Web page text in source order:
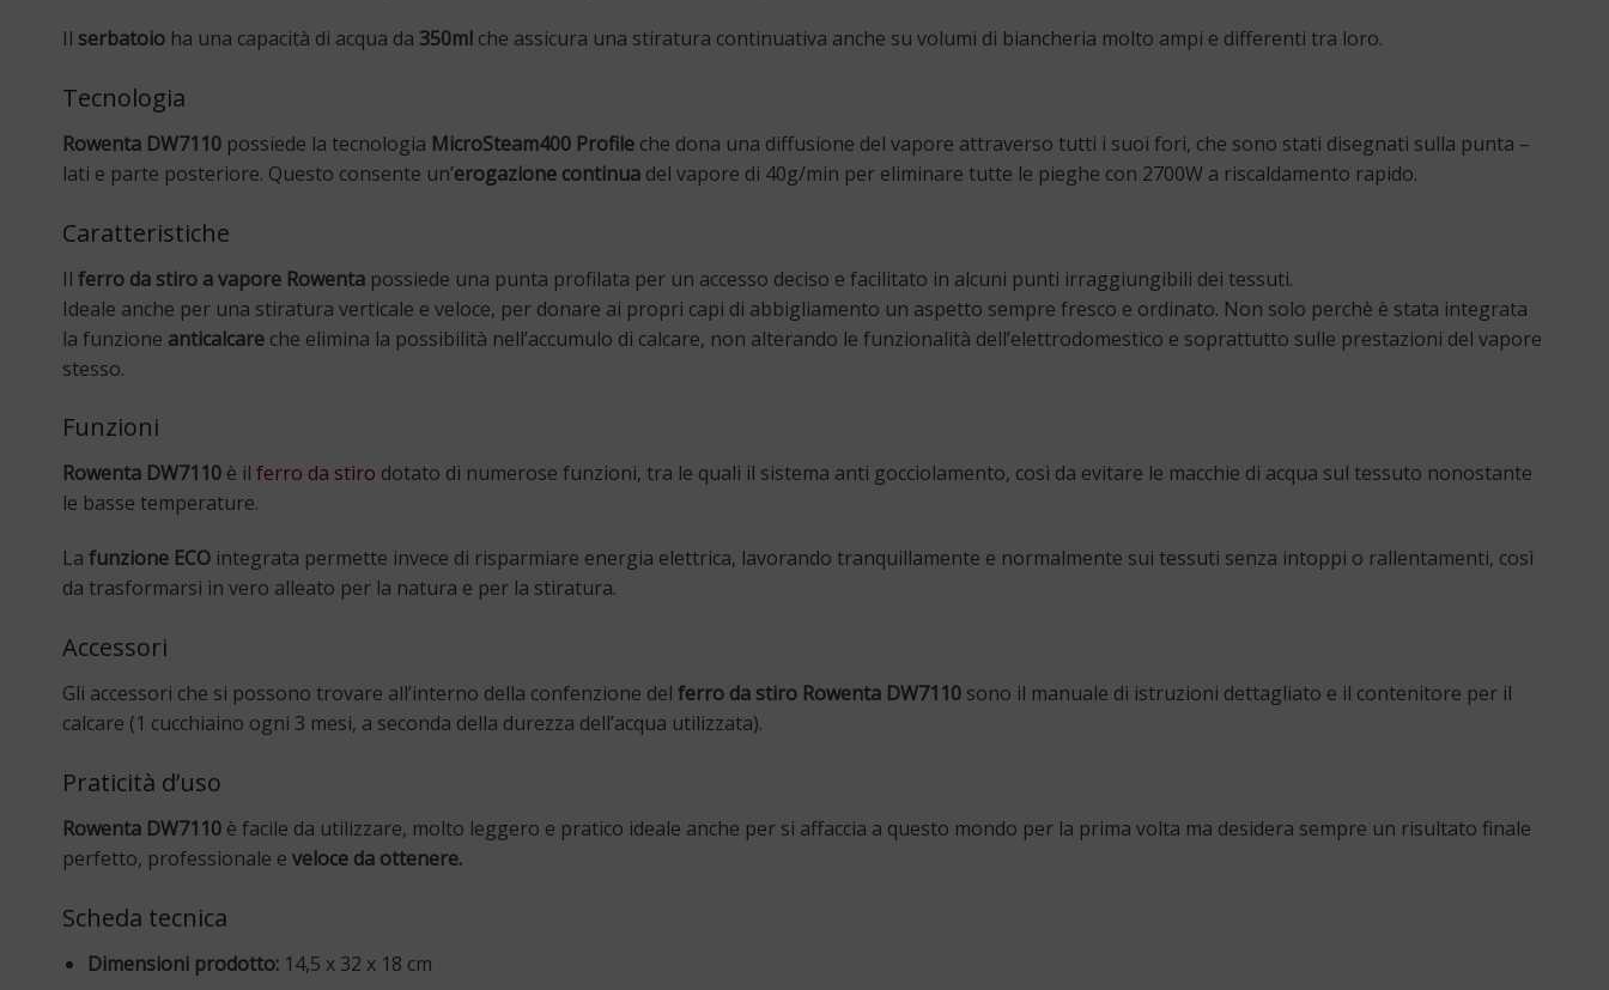
Il serbatoio ha una capacità di acqua da 350ml che assicura una stiratura continuativa anche su volumi di biancheria molto ampi e differenti tra loro.
Tecnologia
Rowenta DW7110 possiede la tecnologia MicroSteam400 Profile che dona una diffusione del vapore attraverso tutti i suoi fori, che sono stati disegnati sulla punta –
lati e parte posteriore. Questo consente un’erogazione continua del vapore di 40g/min per eliminare tutte le pieghe con 2700W a riscaldamento rapido.
Caratteristiche
Il ferro da stiro a vapore Rowenta possiede una punta profilata per un accesso deciso e facilitato in alcuni punti irraggiungibili dei tessuti.
Ideale anche per una stiratura verticale e veloce, per donare ai propri capi di abbigliamento un aspetto sempre fresco e ordinato. Non solo perchè è stata integrata
la funzione anticalcare che elimina la possibilità nell’accumulo di calcare, non alterando le funzionalità dell’elettrodomestico e soprattutto sulle prestazioni del vapore
stesso.
Funzioni
Rowenta DW7110 è il ferro da stiro dotato di numerose funzioni, tra le quali il sistema anti gocciolamento, così da evitare le macchie di acqua sul tessuto nonostante
le basse temperature.
La funzione ECO integrata permette invece di risparmiare energia elettrica, lavorando tranquillamente e normalmente sui tessuti senza intoppi o rallentamenti, così
da trasformarsi in vero alleato per la natura e per la stiratura.
Accessori
Gli accessori che si possono trovare all’interno della confenzione del ferro da stiro Rowenta DW7110 sono il manuale di istruzioni dettagliato e il contenitore per il
calcare (1 cucchiaino ogni 3 mesi, a seconda della durezza dell’acqua utilizzata).
Praticità d’uso
Rowenta DW7110 è facile da utilizzare, molto leggero e pratico ideale anche per si affaccia a questo mondo per la prima volta ma desidera sempre un risultato finale
perfetto, professionale e veloce da ottenere.
Scheda tecnica
Dimensioni prodotto:14,5 x 32 x 18 cm